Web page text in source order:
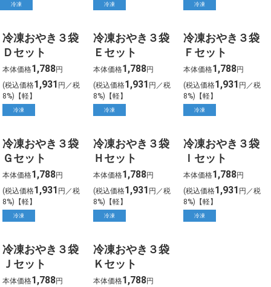
冷凍 冷凍 冷凍
冷凍おやき３袋
Ｄセット
本体価格1,788円
(税込価格1,931 円／税
8%)【軽】
冷凍
冷凍おやき３袋
Ｅセット
本体価格1,788円
(税込価格1,931 円／税
8%)【軽】
冷凍
冷凍おやき３袋
Ｆセット
本体価格1,788円
(税込価格1,931 円／税
8%)【軽】
冷凍
冷凍おやき３袋
Ｇセット
本体価格1,788円
(税込価格1,931 円／税
8%)【軽】
冷凍
冷凍おやき３袋
Ｈセット
本体価格1,788円
(税込価格1,931 円／税
8%)【軽】
冷凍
冷凍おやき３袋
Ｉセット
本体価格1,788円
(税込価格1,931 円／税
8%)【軽】
冷凍
冷凍おやき３袋
Ｊセット
本体価格1,788円
冷凍おやき３袋
Ｋセット
本体価格1,788円